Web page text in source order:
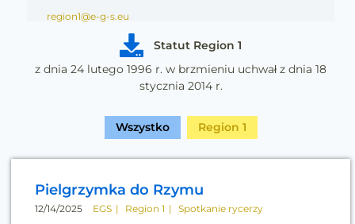
region1@e-g-s.eu
Statut Region 1
z dnia 24 lutego 1996 r. w brzmieniu uchwał z dnia 18
stycznia 2014 r.
Wszystko Region 1
Pielgrzymka do Rzymu
12/14/2025 EGS Region 1
Spotkanie rycerzy